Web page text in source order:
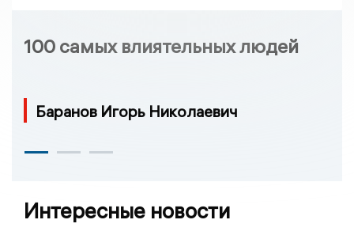
100 самых влиятельных людей
Баранов Игорь Николаевич
Интересные новости